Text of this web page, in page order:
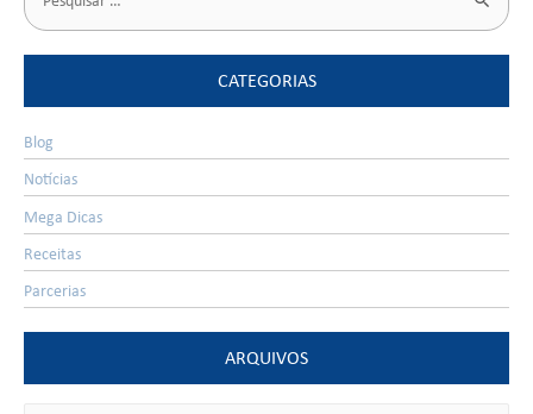
CATEGORIAS
Blog
Notícias
Mega Dicas
Receitas
Parcerias
ARQUIVOS